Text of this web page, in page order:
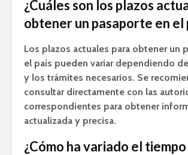
¿Cuáles son los plazos
obtener un pasaporte en el
Los plazos actuales para obtener un
el país pueden variar dependiendo
y los trámites necesarios. Se
consultar directamente con las
correspondientes para obtener
actualizada y precisa.
¿Cómo ha variado el